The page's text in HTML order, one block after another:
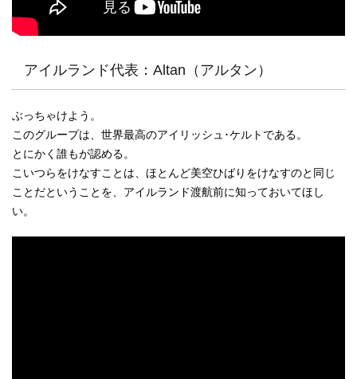
アイルランド代表：Altan（アルタン）
ぶっちゃけよう。
このグループは、世界最高のアイリッシュ･ケルトである。
とにかく誰もが認める。
こいつらをけなすことは、ほとんど美空ひばりをけなすのと同じ
ことだということを、アイルランド渡航前に知っておいてほし
い。